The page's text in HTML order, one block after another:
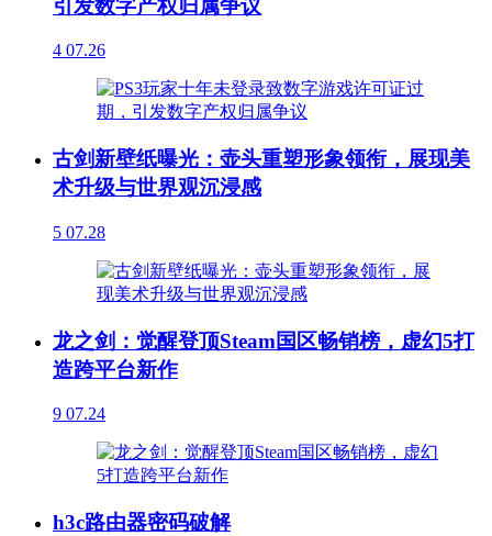
引发数字产权归属争议
4 07.26
古剑新壁纸曝光：壶头重塑形象领衔，展现美
术升级与世界观沉浸感
5 07.28
龙之剑：觉醒登顶Steam国区畅销榜，虚幻5打
造跨平台新作
9 07.24
h3c路由器密码破解